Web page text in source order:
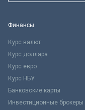
Финансы
Курс валют
Курс доллара
Курс евро
Курс НБУ
Банковские карты
Инвестиционные брокеры